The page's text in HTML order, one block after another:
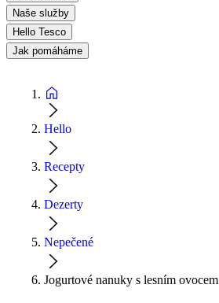
Naše služby
Hello Tesco
Jak pomáháme
Hello
Recepty
Dezerty
Nepečené
Jogurtové nanuky s lesním ovocem